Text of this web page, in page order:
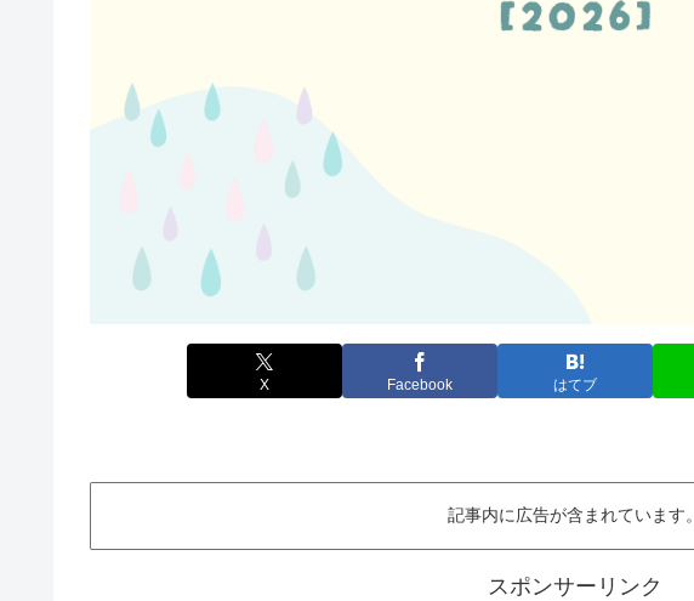
X Facebook はてブ
記事内に広告が含まれています。
スポンサーリンク